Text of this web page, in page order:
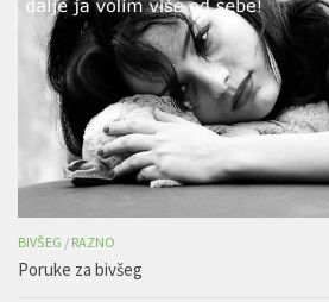
BIVŠEG / RAZNO
Poruke za bivšeg